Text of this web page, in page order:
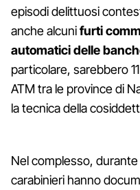
episodi delittuosi
anche alcunifurti
automatici delle
particolare, sarebbero
ATM tra le province di
la tecnica della
Nel complesso,
carabinieri hanno